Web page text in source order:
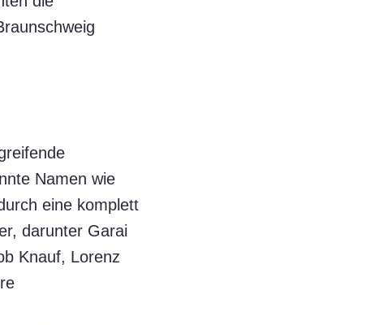
Namen wie
eine komplett
darunter Garai
Knauf, Lorenz